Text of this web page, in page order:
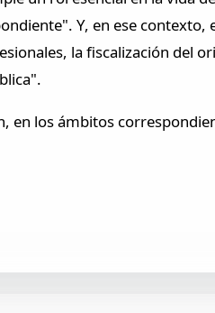
Y, en ese contexto,
la fiscalización del
en los ámbitos